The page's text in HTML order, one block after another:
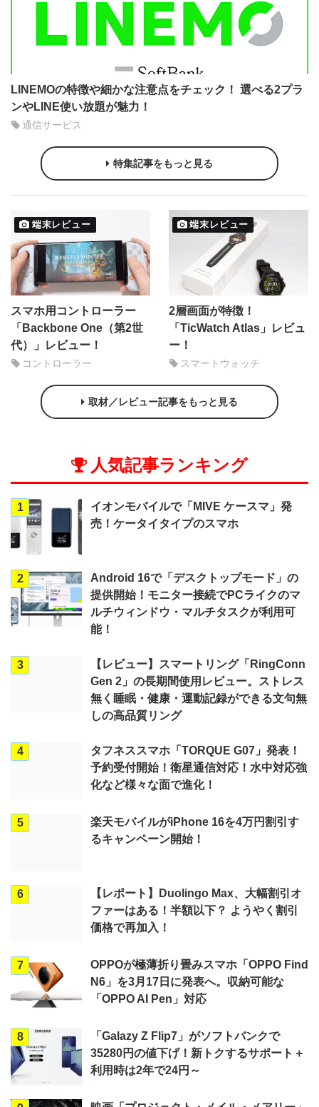
LINEMOの特徴や細かな注意点をチェック！ 選べる2プラ
ンやLINE使い放題が魅力！
通信サービス
特集記事をもっと見る
端末レビュー
スマホ用コントローラー
「Backbone One（第2世
代）」レビュー！
コントローラー
端末レビュー
2層画面が特徴！
「TicWatch Atlas」レビュ
ー！
スマートウォッチ
取材／レビュー記事をもっと見る
人気記事ランキング
1
イオンモバイルで「MIVE ケースマ」発
売！ケータイタイプのスマホ
2
Android 16で「デスクトップモード」の
提供開始！モニター接続でPCライクのマ
ルチウィンドウ・マルチタスクが利用可
能！
3
【レビュー】スマートリング「RingConn
Gen 2」の長期間使用レビュー。ストレス
無く睡眠・健康・運動記録ができる文句無
しの高品質リング
4
タフネススマホ「TORQUE G07」発表！
予約受付開始！衛星通信対応！水中対応強
化など様々な面で進化！
5
楽天モバイルがiPhone 16を4万円割引す
るキャンペーン開始！
6
【レポート】Duolingo Max、大幅割引オ
ファーはある！半額以下？ ようやく割引
価格で再加入！
7
OPPOが極薄折り畳みスマホ「OPPO Find
N6」を3月17日に発表へ。収納可能な
「OPPO AI Pen」対応
8
「Galazy Z Flip7」がソフトバンクで
35280円の値下げ！新トクするサポート＋
利用時は2年で24円～